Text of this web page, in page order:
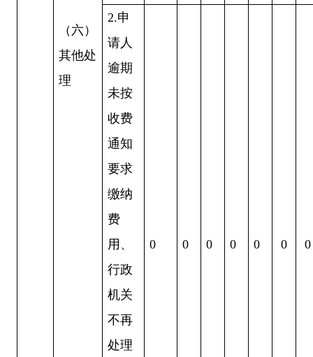
（六）
其他处
理
2.申
请人
逾期
未按
收费
通知
要求
缴纳
费
用、
行政
机关
不再
处理
0 0 0 0 0 0 0